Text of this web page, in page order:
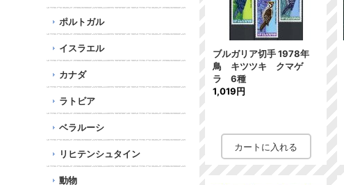
ポルトガル
イスラエル
カナダ
ラトビア
ベラルーシ
リヒテンシュタイン
動物
ブルガリア切手 1978年
鳥 キツツキ クマゲ
ラ 6種
1,019円